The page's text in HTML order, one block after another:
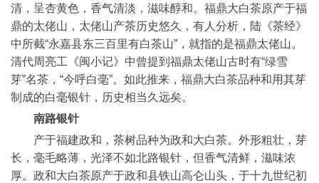
清，呈杏黄色，香气清淡，滋味醇和。福鼎大白茶原产于福
鼎的太佬山，太佬山产茶历史悠久，有人分析，陆《茶经》
中所截“永嘉县东三百里有白茶山”，就指的是福鼎太佬山。
清代周亮工《闽小记》中曾提到福鼎太佬山古时有“绿雪
芽”名茶，“今呼白毫”。如此推来，福鼎大白茶品种和用其芽
制成的白毫银针，历史相当久远矣。
南路银针
产于福建政和，茶树品种为政和大白茶。外形粗壮，芽
长，毫毛略薄，光泽不如北路银针，但香气清鲜，滋味浓
厚。政和大白茶原产于政和县铁山高仑山头，于十九世纪初